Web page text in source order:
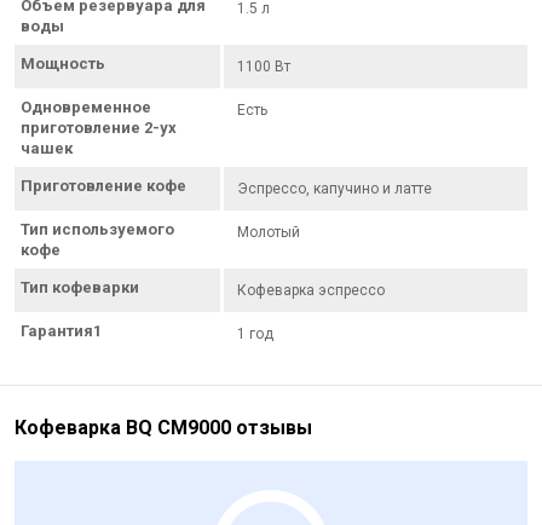
Объем резервуара для
воды
1.5 л
Мощность 1100 Вт
Одновременное
приготовление 2-ух
чашек
Есть
Приготовление кофе Эспрессо, капучино и латте
Тип используемого
кофе
Молотый
Тип кофеварки Кофеварка эспрессо
Гарантия1 1 год
Кофеварка BQ CM9000 отзывы